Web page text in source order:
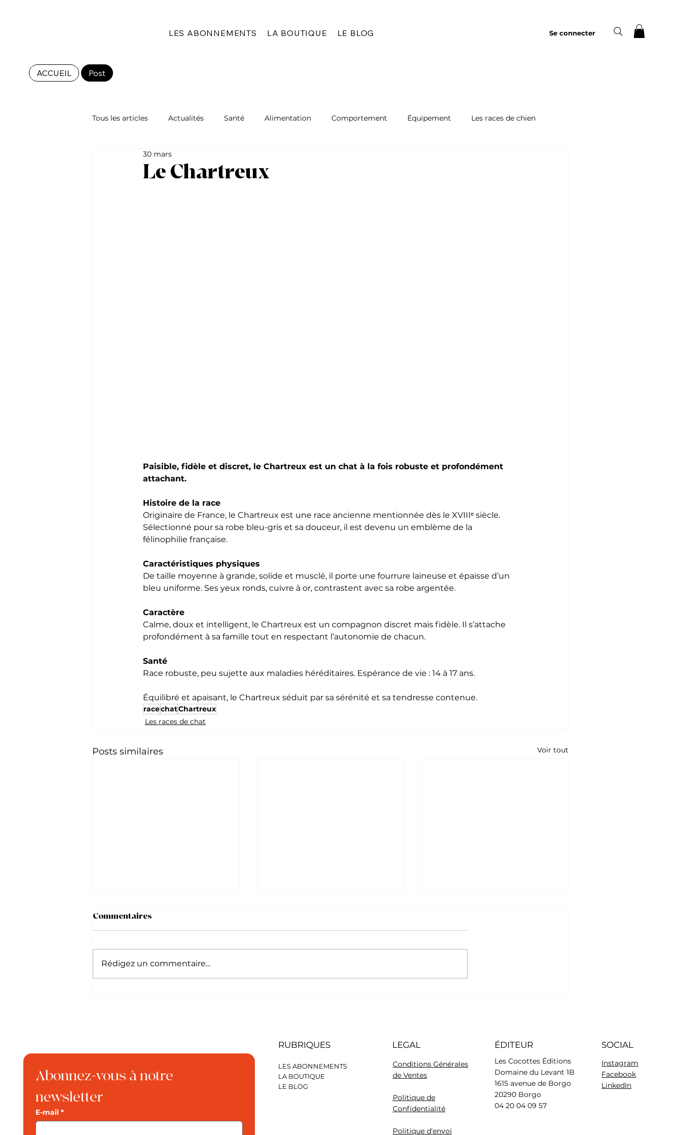
LES ABONNEMENTS LA BOUTIQUE LE BLOG Se connecter
Tous les articles Actualités Santé Alimentation Comportement Équipement Les races de chien
Les races de chat
Le Chartreux
30 mars
Paisible, fidèle et discret, le Chartreux est un chat à la fois robuste et profondément
attachant.
Histoire de la race
Originaire de France, le Chartreux est une race ancienne mentionnée dès le XVIIIᵉ siècle.
Sélectionné pour sa robe bleu-gris et sa douceur, il est devenu un emblème de la
félinophilie française.
Caractéristiques physiques
De taille moyenne à grande, solide et musclé, il porte une fourrure laineuse et épaisse d’un
bleu uniforme. Ses yeux ronds, cuivre à or, contrastent avec sa robe argentée.
Caractère
Calme, doux et intelligent, le Chartreux est un compagnon discret mais fidèle. Il s’attache
profondément à sa famille tout en respectant l’autonomie de chacun.
Santé
Race robuste, peu sujette aux maladies héréditaires. Espérance de vie : 14 à 17 ans.
Équilibré et apaisant, le Chartreux séduit par sa sérénité et sa tendresse contenue.
racechatChartreux
Les races de chat
Posts similaires Voir tout
Le Siamois
Commentaires
Rédigez un commentaire...
ACCUEIL Post
Abonnez-vous à notre
newsletter
E-mail *
RUBRIQUES
LES ABONNEMENTS
LA BOUTIQUE
LE BLOG
LEGAL
Conditions Générales
de Ventes
Politique de
Confidentialité
Politique d'envoi
ÉDITEUR
Les Cocottes Éditions
Domaine du Levant 1B
1615 avenue de Borgo
20290 Borgo
04 20 04 09 57
SOCIAL
Instagram
Facebook
LinkedIn